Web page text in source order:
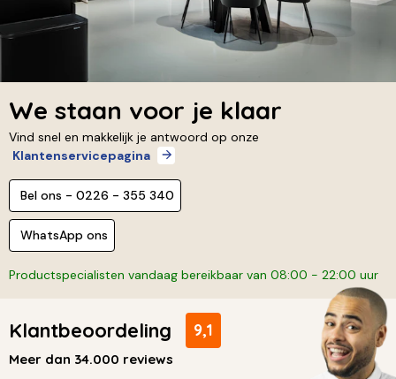
We staan voor je klaar
Vind snel en makkelijk je antwoord op onze
Klantenservicepagina
Bel ons - 0226 - 355 340
WhatsApp ons
Productspecialisten vandaag bereikbaar van 08:00 - 22:00 uur
Klantbeoordeling 9,1
Meer dan 34.000 reviews